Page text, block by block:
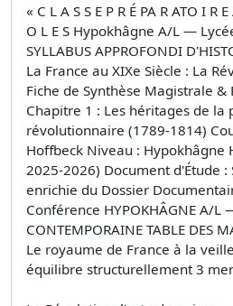
« C L A S S E P R É PA R ATO I R
O L E S Hypokhâgne A/L —
SYLLABUS APPROFONDI
La France au XIXe Siècle : La
Fiche de Synthèse Magistrale &
Chapitre 1 : Les héritages de la
révolutionnaire (1789-1814)
Hoffbeck Niveau : Hypokhâgne
2025-2026) Document d'Étude
enrichie du Dossier
Conférence HYPOKHÂGNE A/L
CONTEMPORAINE TABLE DES
Le royaume de France à la
équilibre structurellement 3